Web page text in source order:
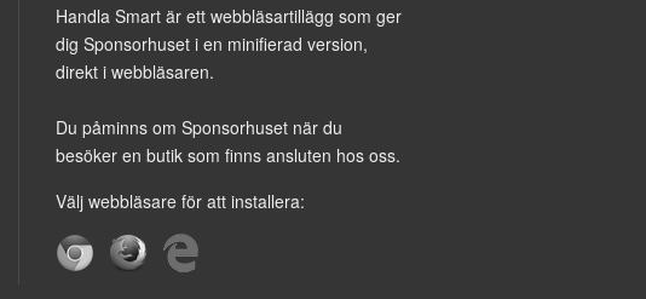
Handla Smart är ett webbläsartillägg som ger
dig Sponsorhuset i en minifierad version,
direkt i webbläsaren.
Du påminns om Sponsorhuset när du
besöker en butik som finns ansluten hos oss.
Välj webbläsare för att installera: